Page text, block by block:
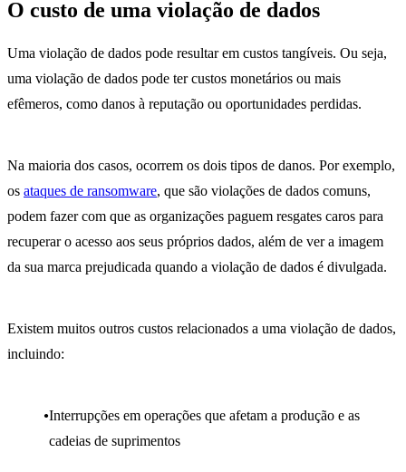
O custo de uma violação de dados
Uma violação de dados pode resultar em custos tangíveis. Ou seja,
uma violação de dados pode ter custos monetários ou mais
efêmeros, como danos à reputação ou oportunidades perdidas.
Na maioria dos casos, ocorrem os dois tipos de danos. Por exemplo,
os ataques de ransomware, que são violações de dados comuns,
podem fazer com que as organizações paguem resgates caros para
recuperar o acesso aos seus próprios dados, além de ver a imagem
da sua marca prejudicada quando a violação de dados é divulgada.
Existem muitos outros custos relacionados a uma violação de dados,
incluindo:
Interrupções em operações que afetam a produção e as
cadeias de suprimentos